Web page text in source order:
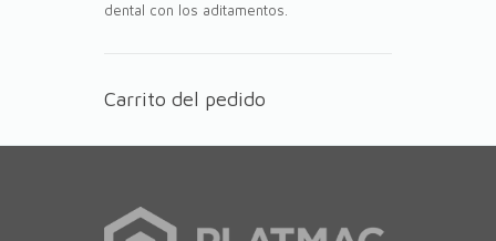
dental con los aditamentos.
Carrito del pedido